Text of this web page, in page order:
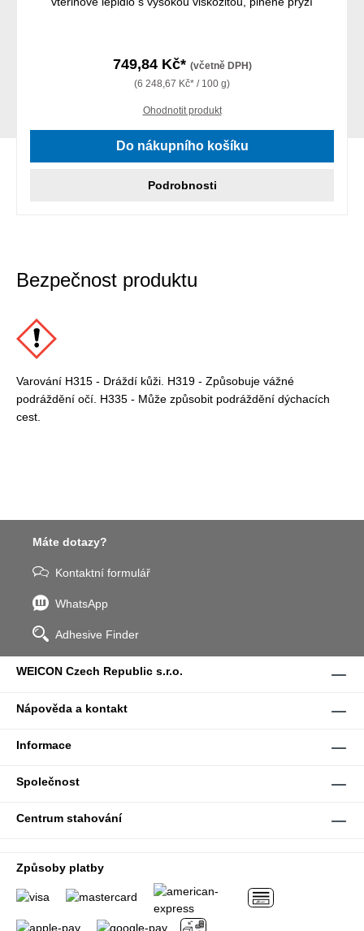
749,84 Kč* (včetně DPH)
(6 248,67 Kč* / 100 g)
Ohodnotit produkt
Do nákupního košíku
Podrobnosti
Bezpečnost produktu
Varování H315 - Dráždí kůži. H319 - Způsobuje vážné
podráždění očí. H335 - Může způsobit podráždění dýchacích
cest.
Máte dotazy?
Kontaktní formulář
WhatsApp
Adhesive Finder
WEICON Czech Republic s.r.o.
Nápověda a kontakt
Informace
Společnost
Centrum stahování
Způsoby platby